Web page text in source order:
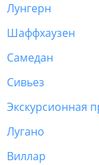
Лунгерн
Шаффхаузен
Самедан
Сивьез
Лугано
Виллар